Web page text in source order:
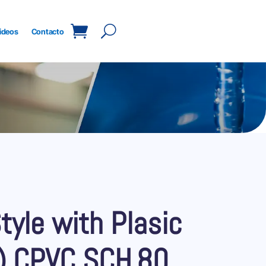
Contacto
with Plasic